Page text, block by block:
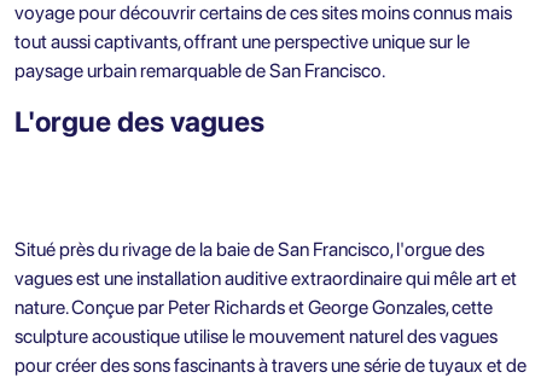
voyage pour découvrir certains de ces sites moins connus mais
tout aussi captivants, offrant une perspective unique sur le
paysage urbain remarquable de San Francisco.
L'orgue des vagues
Situé près du rivage de la baie de San Francisco, l'orgue des
vagues est une installation auditive extraordinaire qui mêle art et
nature. Conçue par Peter Richards et George Gonzales, cette
sculpture acoustique utilise le mouvement naturel des vagues
pour créer des sons fascinants à travers une série de tuyaux et de